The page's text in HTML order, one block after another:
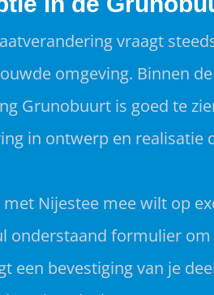
vraagt
omgeving. Binnen de
Grunobuurt is goed te
in ontwerp en realisatie
met Nijestee mee wilt op
onderstaand formulier om
een bevestiging van je